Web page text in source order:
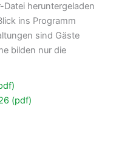
heruntergeladen
ins Programm
sind Gäste
bilden nur die
(pdf)